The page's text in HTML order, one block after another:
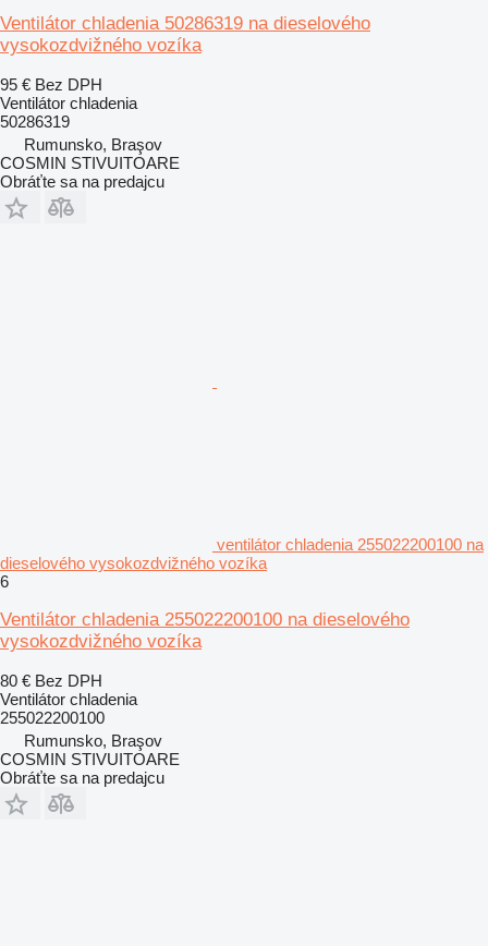
Ventilátor chladenia 50286319 na dieselového
vysokozdvižného vozíka
95 € Bez DPH
Ventilátor chladenia
50286319
Rumunsko, Braşov
COSMIN STIVUITOARE
Obráťte sa na predajcu
ventilátor chladenia 255022200100 na
dieselového vysokozdvižného vozíka
6
Ventilátor chladenia 255022200100 na dieselového
vysokozdvižného vozíka
80 € Bez DPH
Ventilátor chladenia
255022200100
Rumunsko, Braşov
COSMIN STIVUITOARE
Obráťte sa na predajcu